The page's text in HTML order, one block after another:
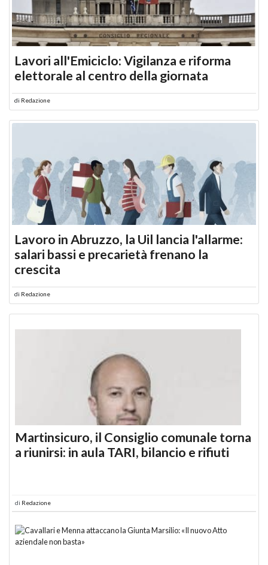
Lavori all'Emiciclo: Vigilanza e riforma
elettorale al centro della giornata
di Redazione
Lavoro in Abruzzo, la Uil lancia l'allarme:
salari bassi e precarietà frenano la
crescita
di Redazione
Martinsicuro, il Consiglio comunale torna
a riunirsi: in aula TARI, bilancio e rifiuti
di Redazione